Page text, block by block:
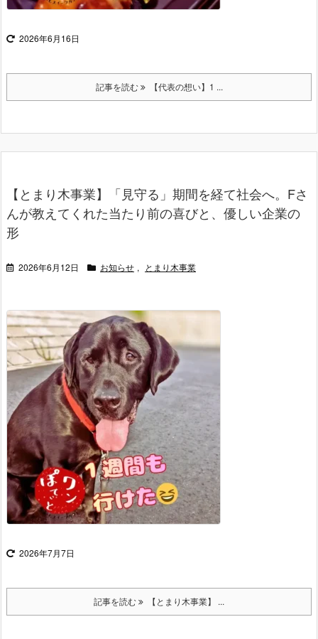
2026年6月16日
記事を読む 【代表の想い】1 ...
【とまり木事業】「見守る」期間を経て社会へ。Fさ
んが教えてくれた当たり前の喜びと、優しい企業の
形
2026年6月12日 お知らせ , とまり木事業
2026年7月7日
記事を読む 【とまり木事業】 ...